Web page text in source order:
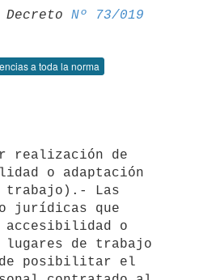
Decreto Nº 73/019
a toda la norma
o adaptación
trabajo).- Las
jurídicas que
accesibilidad o
lugares de trabajo
posibilitar el